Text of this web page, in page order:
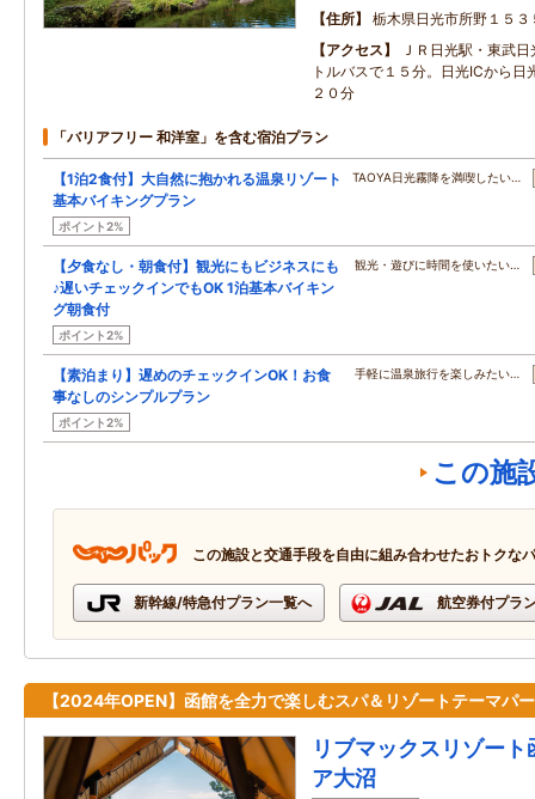
住所
栃木県日光市所野１５３
アクセス
ＪＲ日光駅・東武
トルバスで１５分。日光ICから日
２０分
「バリアフリー 和洋室」を含む宿泊プラン
【1泊2食付】大自然に抱かれる温泉リゾート
基本バイキングプラン
ポイント2%
TAOYA日光霧降を満喫したい…
【夕食なし・朝食付】観光にもビジネスにも
♪遅いチェックインでもOK 1泊基本バイキン
グ朝食付
ポイント2%
観光・遊びに時間を使いたい…
【素泊まり】遅めのチェックインOK！お食
事なしのシンプルプラン
ポイント2%
手軽に温泉旅行を楽しみたい…
この施
この施設と交通手段を自由に組み合わせたおトクな
新幹線/特急付プラン一覧へ 航空券付プラ
【2024年OPEN】函館を全力で楽しむスパ＆リゾートテーマパ
リブマックスリゾー
ア大沼